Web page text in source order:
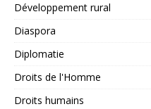
Développement rural
Diaspora
Diplomatie
Droits de l'Homme
Droits humains